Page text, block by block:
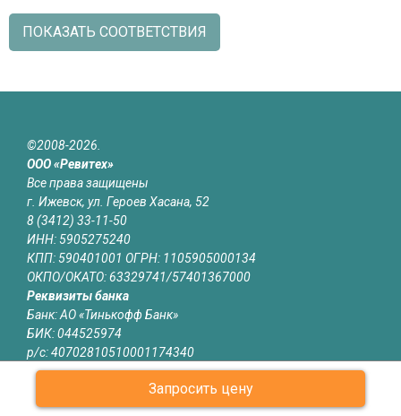
Запросить цену
ПОКАЗАТЬ СООТВЕТСТВИЯ
©2008-2026.
ООО «Ревитех»
Все права защищены
г. Ижевск, ул. Героев Хасана, 52
8 (3412) 33-11-50
ИНН: 5905275240
КПП: 590401001 ОГРН: 1105905000134
ОКПО/ОКАТО: 63329741/57401367000
Реквизиты банка
Банк: АО «Тинькофф Банк»
БИК: 044525974
р/с: 40702810510001174340
к/с: 30101810145250000974
Юридическая информация
Информация на сайте izhevsk.revitech.ru не является публичной